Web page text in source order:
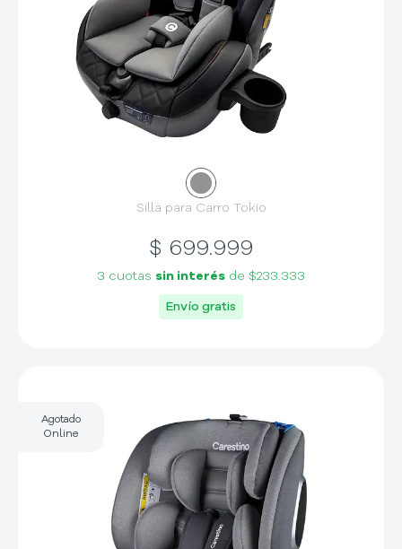
Silla para Carro Tokio
$ 699.999
3 cuotas sin interésde $233.333
Envío gratis
Agotado
Online